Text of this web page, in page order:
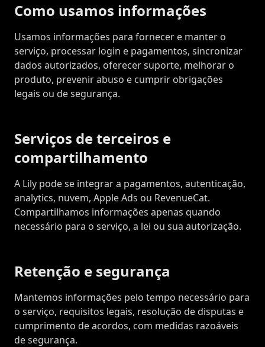
Como usamos informações
Usamos informações para fornecer e manter o
serviço, processar login e pagamentos, sincronizar
dados autorizados, oferecer suporte, melhorar o
produto, prevenir abuso e cumprir obrigações
legais ou de segurança.
Serviços de terceiros e
compartilhamento
A Lily pode se integrar a pagamentos, autenticação,
analytics, nuvem, Apple Ads ou RevenueCat.
Compartilhamos informações apenas quando
necessário para o serviço, a lei ou sua autorização.
Retenção e segurança
Mantemos informações pelo tempo necessário para
o serviço, requisitos legais, resolução de disputas e
cumprimento de acordos, com medidas razoáveis
de segurança.